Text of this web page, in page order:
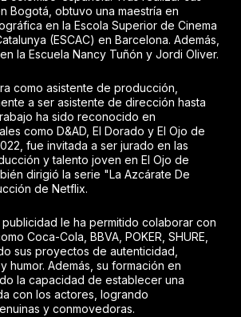
Bogotá, obtuvo una maestría en
en la Escola Superior de Cinema
(ESCAC) en Barcelona. Además,
la Escuela Nancy Tuñón y Jordi Oliver.
como asistente de producción,
a ser asistente de dirección hasta
ha sido reconocido en
como D&AD, El Dorado y El Ojo de
fue invitada a ser jurado en las
y talento joven en El Ojo de
dirigió la serie "La Azcárate De
de Netflix.
le ha permitido colaborar con
Coca-Cola, BBVA, POKER, SHURE,
sus proyectos de autenticidad,
humor. Además, su formación en
la capacidad de establecer una
con los actores, logrando
y conmovedoras.